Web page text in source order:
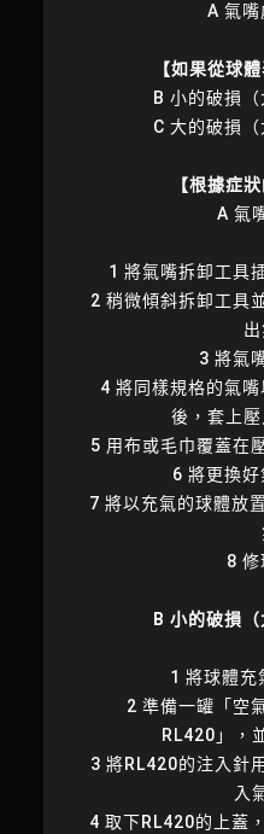
A 氣嘴
【如果從球
B 小的破損（
C 大的破損（
【根據症
A 氣
1 將氣嘴拆卸工具
2 稍微傾斜拆卸工具
3 將氣
4 將同樣規格的氣
後，套上
5 用布或毛巾覆蓋在
6 將更換
7 將以充氣的球體放
8 修
B 小的破損（
1 將球體充
2 準備一罐「空
RL420」，
3 將RL420的注入針
入
4 取下RL420的上蓋